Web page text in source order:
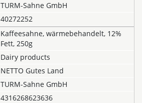
TURM-Sahne GmbH
40272252
Kaffeesahne, wärmebehandelt, 12%
Fett, 250g
Dairy products
NETTO Gutes Land
TURM-Sahne GmbH
4316268623636